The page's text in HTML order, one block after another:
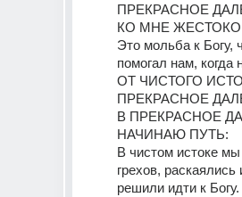
ПРЕКРАСНОЕ
КО МНЕ
Это мольба к Богу,
помогал нам, когда
ОТ ЧИСТОГО
ПРЕКРАСНОЕ
В ПРЕКРАСНОЕ
НАЧИНАЮ ПУТЬ:
В чистом истоке
грехов, раскаялись
решили идти к Богу.